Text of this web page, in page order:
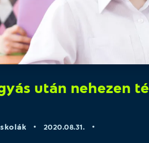
után nehezen
2020.08.31.